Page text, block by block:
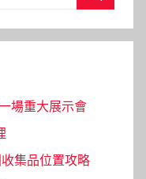
場重大展示會
集品位置攻略